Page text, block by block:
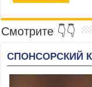
Смотрите 👇👇